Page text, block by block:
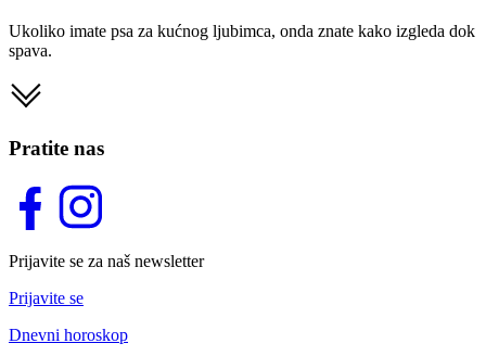
Ukoliko imate psa za kućnog ljubimca, onda znate kako izgleda dok
spava.
Pratite nas
Prijavite se za naš newsletter
Prijavite se
Dnevni horoskop